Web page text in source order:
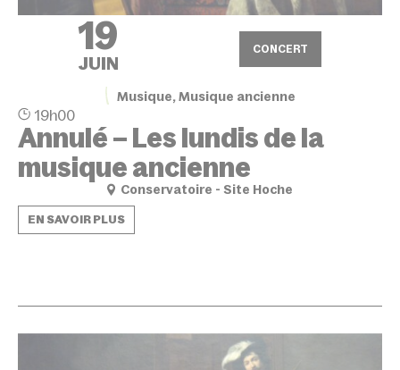
19
JUIN
CONCERT
Musique, Musique ancienne
19h00
Annulé – Les lundis de la
musique ancienne
Conservatoire - Site Hoche
EN SAVOIR PLUS